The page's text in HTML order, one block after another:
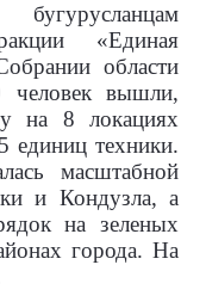
«Единая
области
человек вышли,
на 8 локациях
единиц техники.
масштабной
и Кондузла, а
на зеленых
города. На